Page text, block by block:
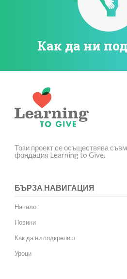
Как да ни
Този проект се осъществява
фондация Learning to Give.
БЪРЗА НАВИГАЦИЯ
Начало
Новини
Как да ни подкрепиш
Уроци